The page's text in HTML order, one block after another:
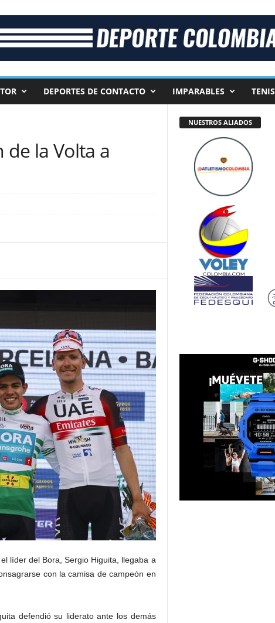
DEPORTES DE CONTACTO IMPARABLES TENIS
la Volta a
líder del Bora, Sergio Higuita, llegaba a
con la camisa de campeón en
defendió su liderato ante los demás
NUESTROS ALIADOS